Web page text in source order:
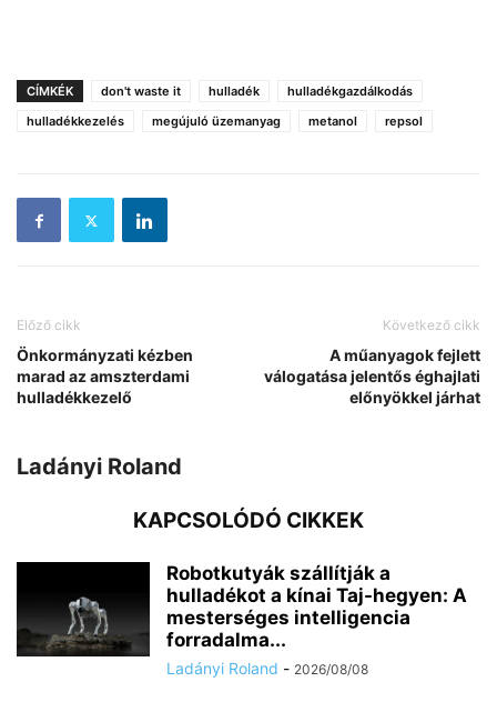
CÍMKÉK don't waste it hulladék
hulladékgazdálkodás
hulladékkezelés
megújuló üzemanyag metanol repsol
Előző cikk
Önkormányzati kézben
marad az amszterdami
hulladékkezelő
Következő cikk
A műanyagok fejlett
válogatása jelentős éghajlati
előnyökkel járhat
Ladányi Roland
KAPCSOLÓDÓ CIKKEK
Robotkutyák szállítják a
hulladékot a kínai Taj-hegyen: A
mesterséges intelligencia
forradalma...
Ladányi Roland - 2026/08/08